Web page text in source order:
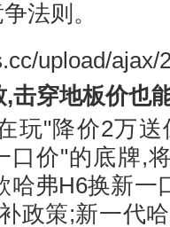
法则。
,击穿地板价也
"降价2万送
口价"的底牌,
哈弗H6换新一
政策;新一代